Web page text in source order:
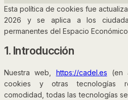
Esta política de cookies fue
2026 y se aplica a los
permanentes del Espacio
1. Introducción
Nuestra web, https://cadel.es (en
cookies y otras tecnologías
comodidad, todas las tecnologías